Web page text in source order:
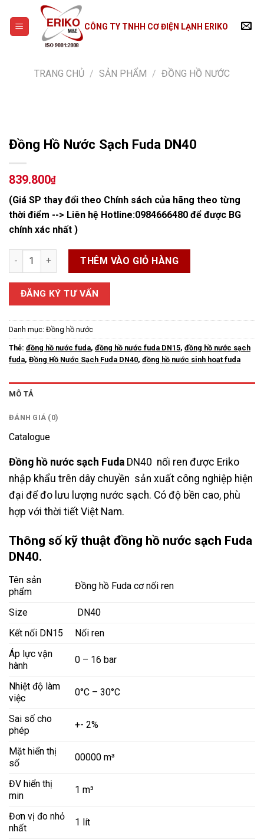
content
CÔNG TY TNHH CƠ ĐIỆN LẠNH ERIKO
TRANG CHỦ / SẢN PHẨM / ĐỒNG HỒ NƯỚC
Đồng Hồ Nước Sạch Fuda DN40
839.800₫
(Giá SP thay đổi theo Chính sách của hãng theo từng
thời điểm --> Liên hệ Hotline:0984666480 để được BG
chính xác nhất )
Đồng Hồ Nước Sạch Fuda DN40 số lượng
THÊM VÀO GIỎ HÀNG
ĐĂNG KÝ TƯ VẤN
Danh mục: Đồng hồ nước
Thẻ: đồng hồ nước fuda, đồng hồ nước fuda DN15, đồng hồ nước sạch
fuda, Đồng Hồ Nước Sạch Fuda DN40, đồng hồ nước sinh hoạt fuda
MÔ TẢ
ĐÁNH GIÁ (0)
Catalogue
Đồng hồ nước sạch Fuda DN40 nối ren được Eriko
nhập khẩu trên dây chuyền sản xuất công nghiệp hiện
đại để đo lưu lượng nước sạch. Có độ bền cao, phù
hợp với thời tiết Việt Nam.
Thông số kỹ thuật đồng hồ nước sạch Fuda
DN40.
Tên sản
phẩm
Đồng hồ Fuda cơ nối ren
Size
DN40
Kết nối DN15
Nối ren
Áp lực vận
hành
0 – 16 bar
Nhiệt độ làm
việc
0°C – 30°C
Sai số cho
phép
+- 2%
Mặt hiển thị
số
00000 m³
ĐV hiển thị
min
1 m³
Đơn vị đo nhỏ
nhất
1 lít